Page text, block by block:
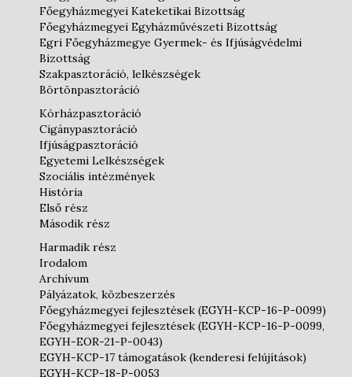
Főegyházmegyei Kateketikai Bizottság
Főegyházmegyei Egyházművészeti Bizottság
Egri Főegyházmegye Gyermek- és Ifjúságvédelmi
Bizottság
Szakpasztoráció, lelkészségek
Börtönpasztoráció
Kórházpasztoráció
Cigánypasztoráció
Ifjúságpasztoráció
Egyetemi Lelkészségek
Szociális intézmények
História
Első rész
Második rész
Harmadik rész
Irodalom
Archívum
Pályázatok, közbeszerzés
Főegyházmegyei fejlesztések (EGYH-KCP-16-P-0099)
Főegyházmegyei fejlesztések (EGYH-KCP-16-P-0099,
EGYH-EOR-21-P-0043)
EGYH-KCP-17 támogatások (kenderesi felújítások)
EGYH-KCP-18-P-0053